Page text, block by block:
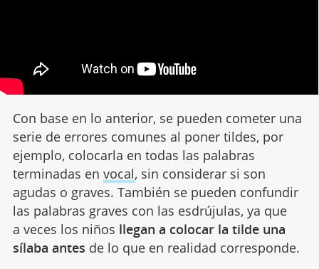
Con base en lo anterior, se pueden cometer una
serie de errores comunes al poner tildes, por
ejemplo, colocarla en todas las palabras
terminadas en vocal, sin considerar si son
agudas o graves. También se pueden confundir
las palabras graves con las esdrújulas, ya que
a veces los niños llegan a colocar la tilde una
sílaba antes de lo que en realidad corresponde.